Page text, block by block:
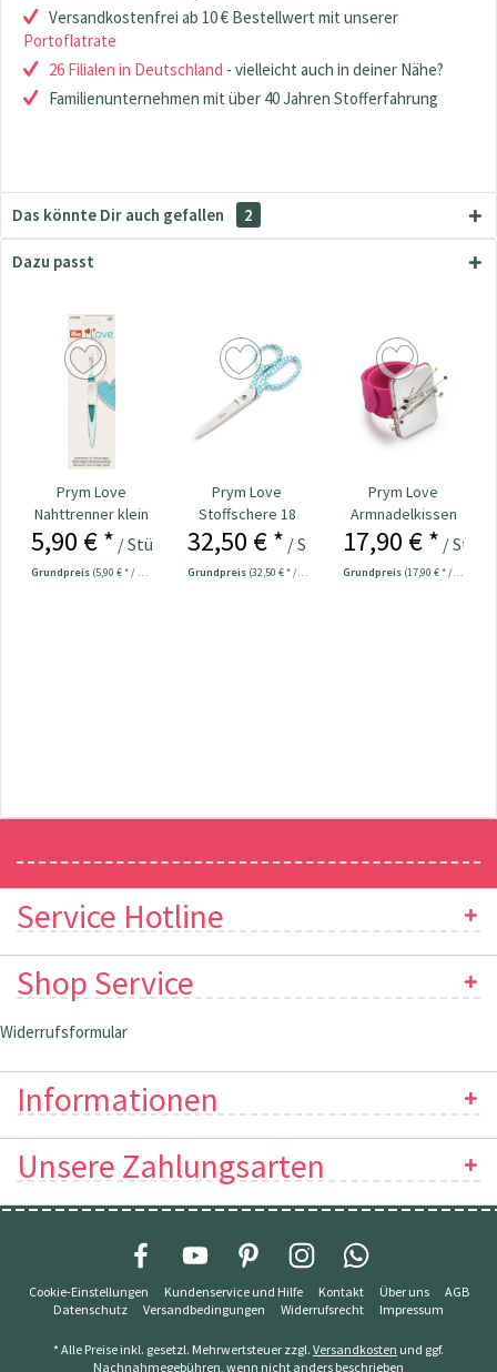
Versandkostenfrei ab 10 € Bestellwert mit unserer
Portoflatrate
26 Filialen in Deutschland - vielleicht auch in deiner Nähe?
Familienunternehmen mit über 40 Jahren Stofferfahrung
Das könnte Dir auch gefallen 2
Dazu passt
Prym Love
Nahttrenner klein
ergonomic Nr.
5,90 € * / Stück
Grundpreis (5,90 € * / 1 Stück)
Prym Love
Stoffschere 18
cm Nr. 610540
32,50 € * / Stück
Grundpreis (32,50 € * / 1 Stück)
Prym Love
Armnadelkissen
magnetisch Nr.
17,90 € * / Stück
Grundpreis (17,90 € * / 1 Stück)
Service Hotline
Shop Service
Widerrufsformular
Informationen
Unsere Zahlungsarten
Cookie-Einstellungen Kundenservice und Hilfe Kontakt Über uns
AGB
Datenschutz
Versandbedingungen Widerrufsrecht Impressum
* Alle Preise inkl. gesetzl. Mehrwertsteuer zzgl. Versandkosten und ggf.
Nachnahmegebühren, wenn nicht anders beschrieben